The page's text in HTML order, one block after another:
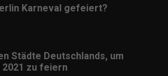
Karneval gefeiert?
Städte Deutschlands, um
2021 zu feiern